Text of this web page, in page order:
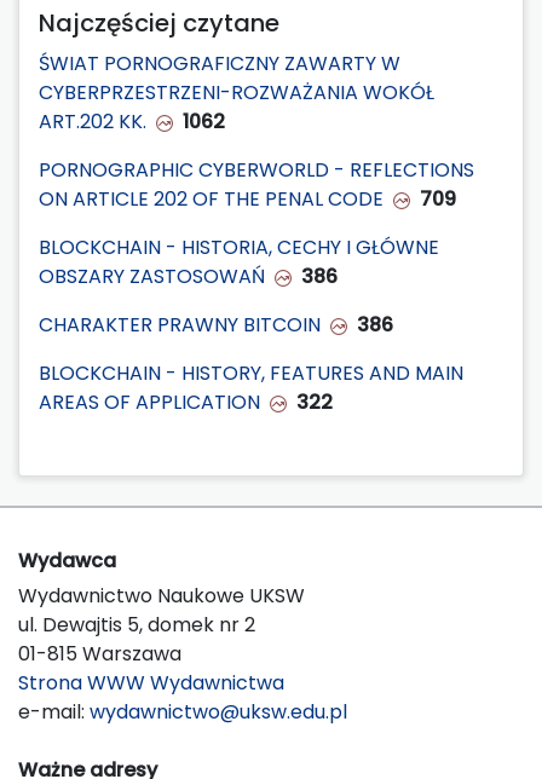
Najczęściej czytane
ŚWIAT PORNOGRAFICZNY ZAWARTY W
CYBERPRZESTRZENI-ROZWAŻANIA WOKÓŁ
ART.202 KK.
1062
PORNOGRAPHIC CYBERWORLD - REFLECTIONS
ON ARTICLE 202 OF THE PENAL CODE
709
BLOCKCHAIN - HISTORIA, CECHY I GŁÓWNE
OBSZARY ZASTOSOWAŃ
386
CHARAKTER PRAWNY BITCOIN
386
BLOCKCHAIN - HISTORY, FEATURES AND MAIN
AREAS OF APPLICATION
322
Wydawca
Wydawnictwo Naukowe UKSW
ul. Dewajtis 5, domek nr 2
01-815 Warszawa
Strona WWW Wydawnictwa
e-mail: wydawnictwo@uksw.edu.pl
Ważne adresy